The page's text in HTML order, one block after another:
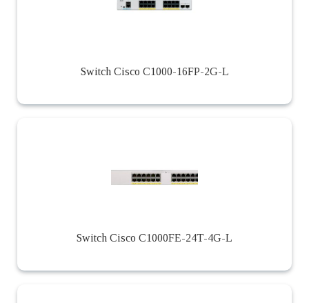
Switch Cisco C1000-16FP-2G-L
Switch Cisco C1000FE-24T-4G-L